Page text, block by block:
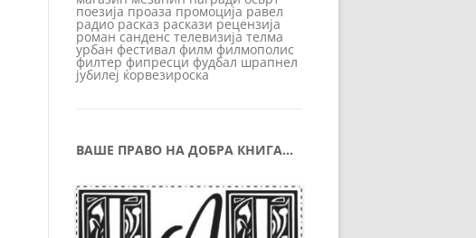
поезија проаза промоција равел
радио расказ раскази рецензија
роман санденс телевизија телма
урбан фестивал филм филмополис
филтер фипресци фудбал шрапнел
јубилеј ќорвезироска
ВАШЕ ПРАВО НА ДОБРА КНИГА…